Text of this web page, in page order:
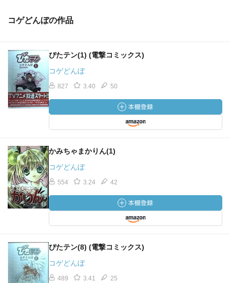
コゲどんぼの作品
ぴたテン(1) (電撃コミックス)
コゲどんぼ
827 3.40 50
かみちゃまかりん(1)
コゲどんぼ
554 3.24 42
ぴたテン(8) (電撃コミックス)
コゲどんぼ
489 3.41 25